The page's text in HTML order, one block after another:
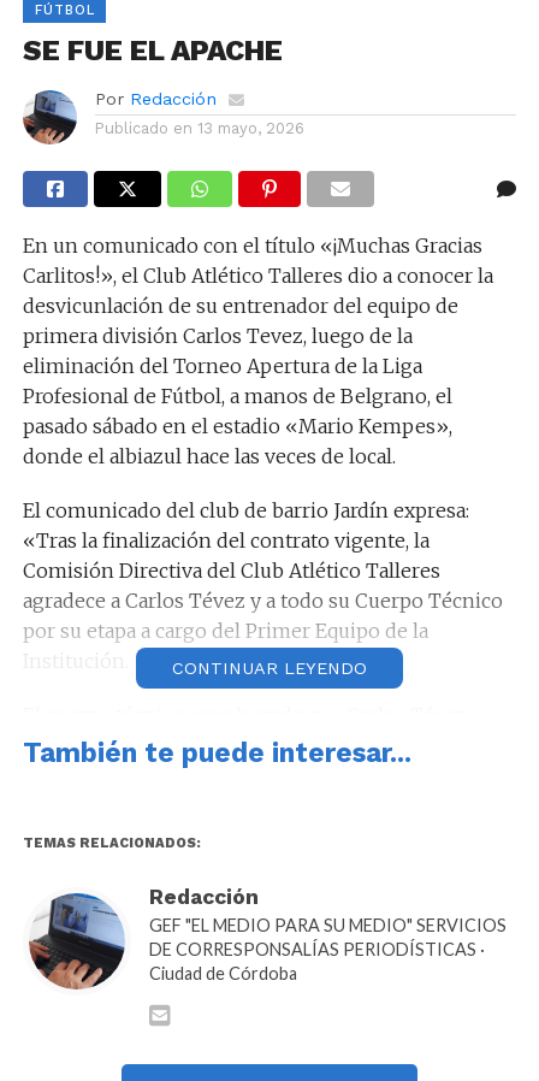
FÚTBOL
SE FUE EL APACHE
Por Redacción
Publicado en 13 mayo, 2026
En un comunicado con el título «¡Muchas Gracias
Carlitos!», el Club Atlético Talleres dio a conocer la
desvicunlación de su entrenador del equipo de
primera división Carlos Tevez, luego de la
eliminación del Torneo Apertura de la Liga
Profesional de Fútbol, a manos de Belgrano, el
pasado sábado en el estadio «Mario Kempes»,
donde el albiazul hace las veces de local.
El comunicado del club de barrio Jardín expresa:
«Tras la finalización del contrato vigente, la
Comisión Directiva del Club Atlético Talleres
agradece a Carlos Tévez y a todo su Cuerpo Técnico
por su etapa a cargo del Primer Equipo de la
Institución.
llegó al Club en julio del año pasado, previo al inicio
del Torneo Clausura 2025.
En el receso de fin de año, se trabajó en conjunto en
las decisiones de conformación del plantel, el perfil
CONTINUAR LEYENDO
También te puede interesar...
TEMAS RELACIONADOS:
Redacción
GEF "EL MEDIO PARA SU MEDIO" SERVICIOS
DE CORRESPONSALÍAS PERIODÍSTICAS ·
Ciudad de Córdoba